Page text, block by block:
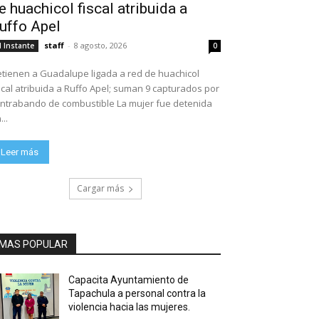
huachicol fiscal atribuida a
Apel
Instante staff - 8 agosto, 2026 0
a Guadalupe ligada a red de huachicol
atribuida a Ruffo Apel; suman 9 capturados por
de combustible La mujer fue detenida
Leer más
Cargar más
POPULAR
Capacita Ayuntamiento de
Tapachula a personal contra la
violencia hacia las mujeres.